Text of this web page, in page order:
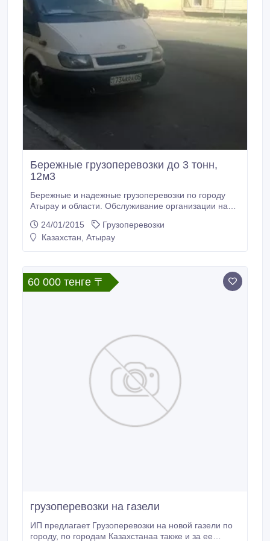
Бережные грузоперевозки до 3 тонн,
12м3
Бережные и надежные грузоперевозки по городу
Атырау и области. Обслуживание организации на
г.Атырау и по области для транспортных и торговых
организации из других городов. Цены от 2500 тенге
24/01/2015
Грузоперевозки
Казахстан, Атырау
60 000 тенге 〒
грузоперевозки на газели
ИП предлагает Грузоперевозки на новой газели по
городу, по городам Казахстанаа также и за ее